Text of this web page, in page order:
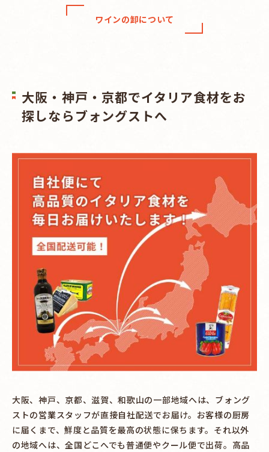
ワインの卸について
大阪・神戸・京都でイタリア食材をお
探しならブォングストへ
大阪、神戸、京都、滋賀、和歌山の一部地域へは、ブォング
ストの営業スタッフが直接自社配送でお届け。お客様の厨房
に届くまで、鮮度と品質を最高の状態に保ちます。それ以外
の地域へは、全国どこへでも普通便やクール便で出荷。高品